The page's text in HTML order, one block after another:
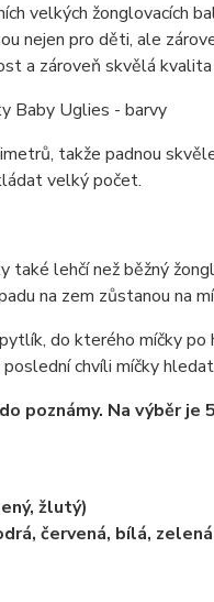
velkých žonglovacích
nejen pro děti, ale
a zároveň skvělá kvalita
takže padnou
velký počet.
také lehčí než běžný
na zem zůstanou na
do kterého míčky
chvíli míčky
poznámy. Na výběr
žlutý)
červená, bílá,